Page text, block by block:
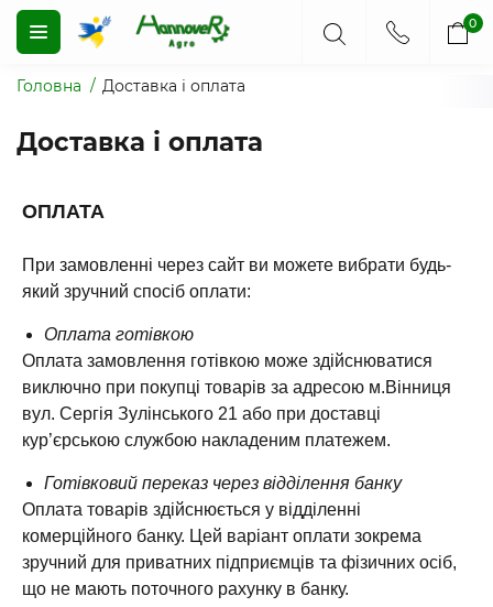
0
Головна Доставка і оплата
Доставка і оплата
ОПЛАТА
При замовленні через сайт ви можете вибрати будь-
який зручний спосіб оплати:
Оплата готівкою
Оплата замовлення готівкою може здійснюватися
виключно при покупці товарів за адресою м.Вінниця
вул. Сергія Зулінського 21 або при доставці
кур’єрською службою накладеним платежем.
Готівковий переказ через відділення банку
Оплата товарів здійснюється у відділенні
комерційного банку. Цей варіант оплати зокрема
зручний для приватних підприємців та фізичних осіб,
що не мають поточного рахунку в банку.